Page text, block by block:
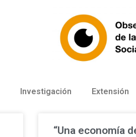
Investigación Extensión
“Una economía